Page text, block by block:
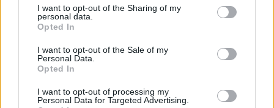
not limited to your visit or usage behaviour. You may click to
grant or deny consent to Google and its third-party tags to
use your data for below specified purposes in below Google
consent section.
I want to opt-out of the Sharing of my
personal data.
Opted In
I want to opt-out of the Sale of my
Personal Data.
Opted In
I want to opt-out of processing my
Personal Data for Targeted Advertising.
AMy Octopus Teacher
története, amelyhez
hasonlót leginkább csak kutyákkal,
macskákkal és esetleg emberszabásúakkal
láthattunk korábban, legtöbb esetben
ráadásul játékfilmként, már akkor is nagyon
megindító lehetett, amíg csak Craighez és
nyolckarú barátjához tartozott, majd minden